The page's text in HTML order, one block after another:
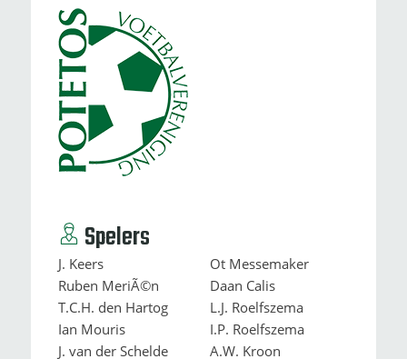
Spelers
J. Keers
Ruben MeriÃ©n
T.C.H. den Hartog
Ian Mouris
J. van der Schelde
Ot Messemaker
Daan Calis
L.J. Roelfszema
I.P. Roelfszema
A.W. Kroon